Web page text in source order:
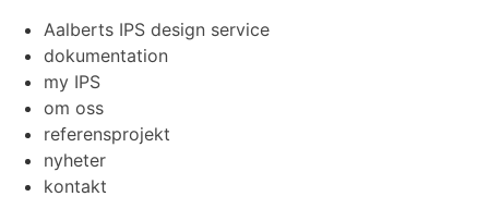
Aalberts IPS design service
dokumentation
my IPS
om oss
referensprojekt
nyheter
kontakt